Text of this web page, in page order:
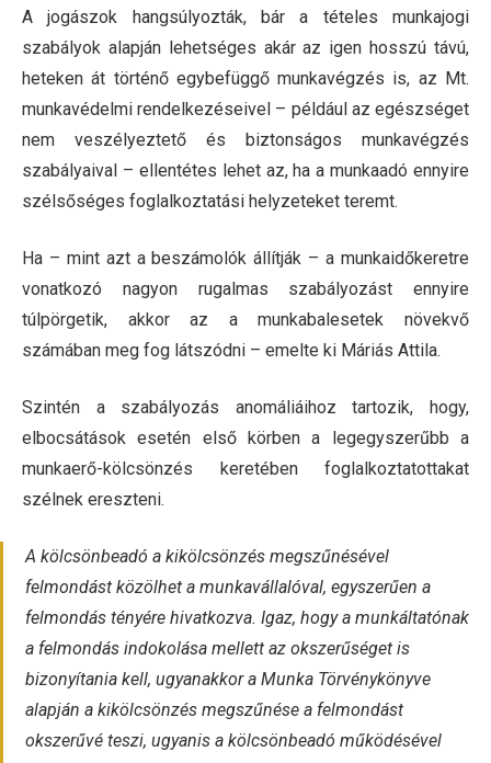
A jogászok hangsúlyozták, bár a tételes munkajogi
szabályok alapján lehetséges akár az igen hosszú távú,
heteken át történő egybefüggő munkavégzés is, az Mt.
munkavédelmi rendelkezéseivel – például az egészséget
nem veszélyeztető és biztonságos munkavégzés
szabályaival – ellentétes lehet az, ha a munkaadó ennyire
szélsőséges foglalkoztatási helyzeteket teremt.
Ha – mint azt a beszámolók állítják – a munkaidőkeretre
vonatkozó nagyon rugalmas szabályozást ennyire
túlpörgetik, akkor az a munkabalesetek növekvő
számában meg fog látszódni – emelte ki Máriás Attila.
Szintén a szabályozás anomáliáihoz tartozik, hogy,
elbocsátások esetén első körben a legegyszerűbb a
munkaerő-kölcsönzés keretében foglalkoztatottakat
szélnek ereszteni.
A kölcsönbeadó a kikölcsönzés megszűnésével
felmondást közölhet a munkavállalóval, egyszerűen a
felmondás tényére hivatkozva. Igaz, hogy a munkáltatónak
a felmondás indokolása mellett az okszerűséget is
bizonyítania kell, ugyanakkor a Munka Törvénykönyve
alapján a kikölcsönzés megszűnése a felmondást
okszerűvé teszi, ugyanis a kölcsönbeadó működésével